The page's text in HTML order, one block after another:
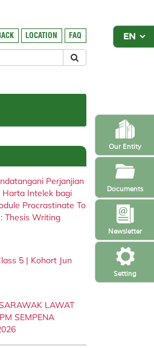
Setting
Newsletter
Our Entity
Documents
LOCATION FAQ
Perjanjian
Harta Intelek bagi
Procrastinate To
Thesis Writing
5 | Kohort Jun
LAWAT
SEMPENA